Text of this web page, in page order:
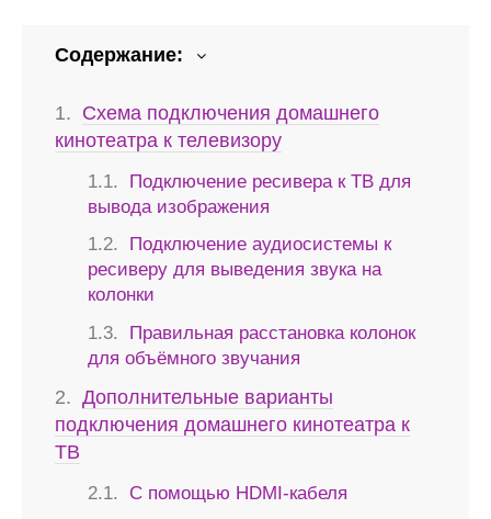
Содержание:
Схема подключения домашнего
кинотеатра к телевизору
Подключение ресивера к ТВ для
вывода изображения
Подключение аудиосистемы к
ресиверу для выведения звука на
колонки
Правильная расстановка колонок
для объёмного звучания
Дополнительные варианты
подключения домашнего кинотеатра к
ТВ
С помощью HDMI-кабеля